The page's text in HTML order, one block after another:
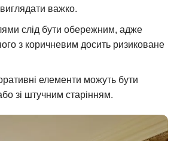
важко.
слід бути обережним, адже
з коричневим досить ризиковане
елементи можуть бути
зі штучним старінням.